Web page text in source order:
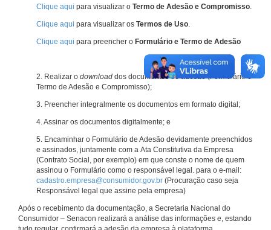
Clique aqui para visualizar o Termo de Adesão e Compromisso.
Clique aqui para visualizar os Termos de Uso.
Clique aqui para preencher o Formulário e Termo de Adesão
2. Realizar o download dos documentos de adesão (Formulário e
Termo de Adesão e Compromisso);
3. Preencher integralmente os documentos em formato digital;
4. Assinar os documentos digitalmente; e
5. Encaminhar o Formulário de Adesão devidamente preenchidos
e assinados, juntamente com a Ata Constitutiva da Empresa
(Contrato Social, por exemplo) em que conste o nome de quem
assinou o Formulário como o responsável legal. para o e-mail:
cadastro.empresa@consumidor.gov.br (Procuração caso seja
Responsável legal que assine pela empresa)
Após o recebimento da documentação, a Secretaria Nacional do
Consumidor – Senacon realizará a análise das informações e, estando